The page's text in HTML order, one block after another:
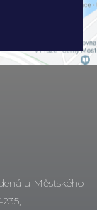
u Městského